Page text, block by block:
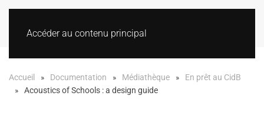
Accéder au contenu principal
Accueil Documentation Médiathèque
En prêt au CidB
Acoustics of Schools : a design guide